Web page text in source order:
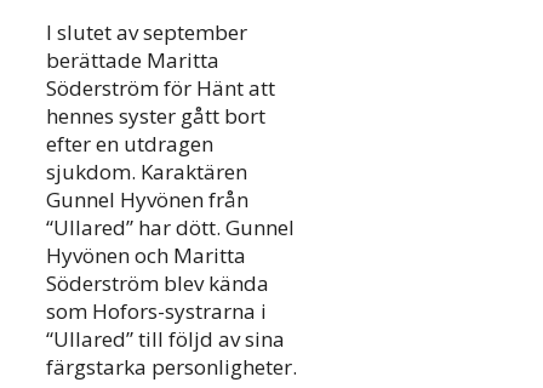
I slutet av september
berättade Maritta
Söderström för Hänt att
hennes syster gått bort
efter en utdragen
sjukdom. Karaktären
Gunnel Hyvönen från
“Ullared” har dött. Gunnel
Hyvönen och Maritta
Söderström blev kända
som Hofors-systrarna i
“Ullared” till följd av sina
färgstarka personligheter.